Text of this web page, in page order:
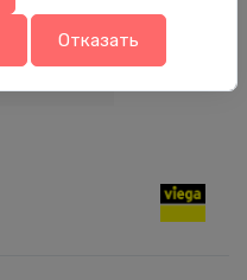
Отказать